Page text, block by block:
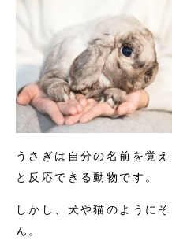
うさぎは自分の名前を覚
と反応できる動物です。
しかし、犬や猫のように
ん。